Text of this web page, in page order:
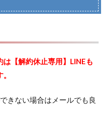
【解約休止専用】LINEも
きない場合はメールでも良